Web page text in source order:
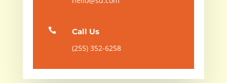

Call Us
(255) 352-6258